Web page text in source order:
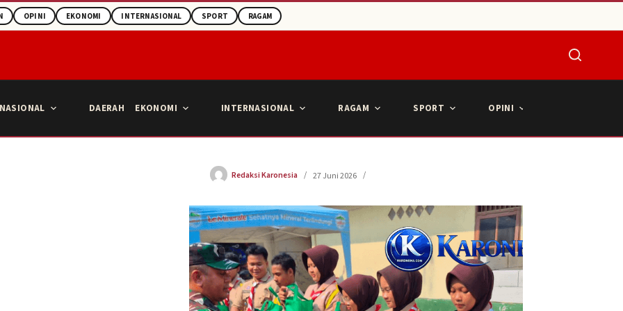
OPINI EKONOMI INTERNASIONAL SPORT RAGAM
NASIONAL DAERAH EKONOMI INTERNASIONAL RAGAM SPORT OPINI
Redaksi Karonesia 27 Juni 2026